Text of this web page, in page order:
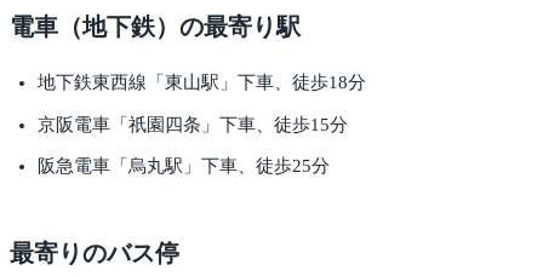
電車（地下鉄）の最寄り駅
地下鉄東西線「東山駅」下車、徒歩18分
京阪電車「祇園四条」下車、徒歩15分
阪急電車「烏丸駅」下車、徒歩25分
最寄りのバス停